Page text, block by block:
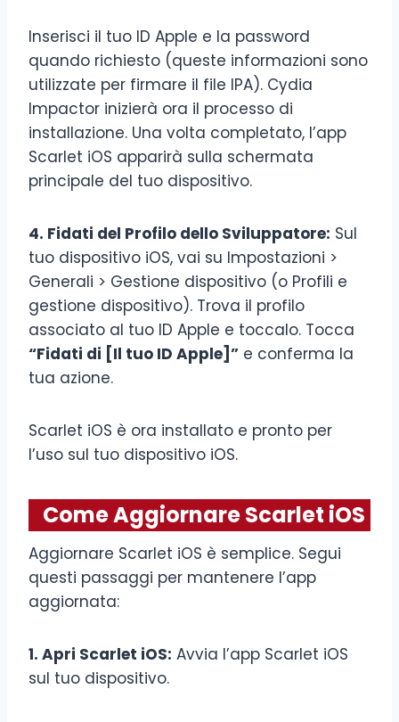
Inserisci il tuo ID Apple e la password
quando richiesto (queste informazioni sono
utilizzate per firmare il file IPA). Cydia
Impactor inizierà ora il processo di
installazione. Una volta completato, l’app
Scarlet iOS apparirà sulla schermata
principale del tuo dispositivo.
4. Fidati del Profilo dello Sviluppatore: Sul
tuo dispositivo iOS, vai su Impostazioni >
Generali > Gestione dispositivo (o Profili e
gestione dispositivo). Trova il profilo
associato al tuo ID Apple e toccalo. Tocca
“Fidati di [Il tuo ID Apple]” e conferma la
tua azione.
Scarlet iOS è ora installato e pronto per
l’uso sul tuo dispositivo iOS.
Come Aggiornare Scarlet iOS
Aggiornare Scarlet iOS è semplice. Segui
questi passaggi per mantenere l’app
aggiornata:
1. Apri Scarlet iOS: Avvia l’app Scarlet iOS
sul tuo dispositivo.